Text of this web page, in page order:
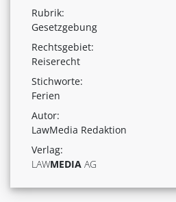
Rubrik:
Gesetzgebung
Rechtsgebiet:
Reiserecht
Stichworte:
Ferien
Autor:
LawMedia Redaktion
Verlag:
LAWMEDIA AG